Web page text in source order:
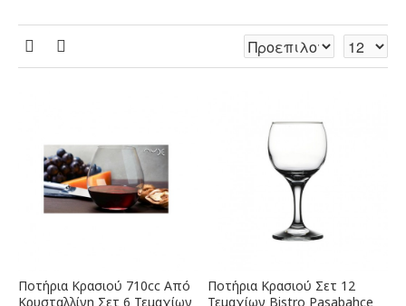
Ποτήρια Κρασιού 710cc Από
Κρυσταλλίνη Σετ 6 Τεμαχίων
Ποτήρια Κρασιού Σετ 12
Τεμαχίων Bistro Pasabahce